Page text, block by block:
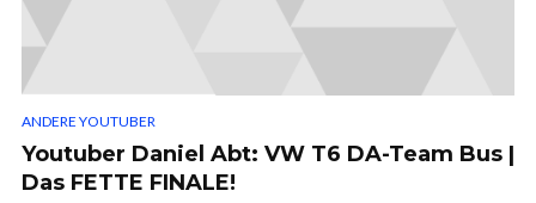
ANDERE YOUTUBER
Youtuber Daniel Abt: VW T6 DA-Team Bus |
Das FETTE FINALE!